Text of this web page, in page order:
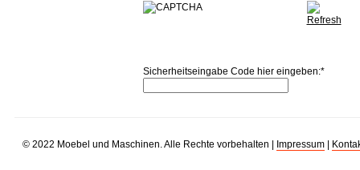
Sicherheitseingabe Code hier eingeben:*
© 2022 Moebel und Maschinen. Alle Rechte vorbehalten | Impressum|